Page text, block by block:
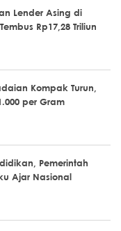
Lender Asing di
Rp17,28 Triliun
Kompak Turun,
per Gram
Pemerintah
Ajar Nasional